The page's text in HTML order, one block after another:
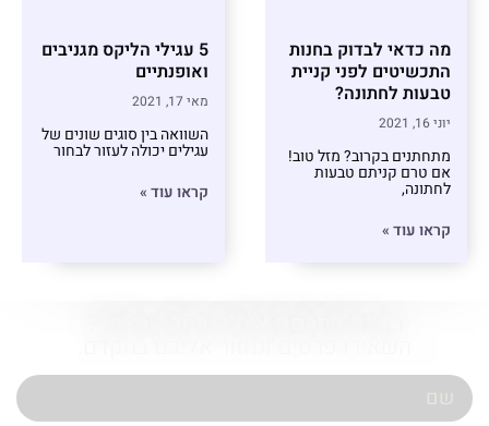
מה כדאי לבדוק בחנות
התכשיטים לפני קניית
טבעות לחתונה?
יוני 16, 2021
מתחתנים בקרוב? מזל טוב!
אם טרם קניתם טבעות
לחתונה,
קראו עוד »
5 עגילי הליקס מגניבים
ואופנתיים
מאי 17, 2021
השוואה בין סוגים שונים של
עגילים יכולה לעזור לבחור
קראו עוד »